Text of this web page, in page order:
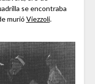
se encontraba
murió Viezzoli.